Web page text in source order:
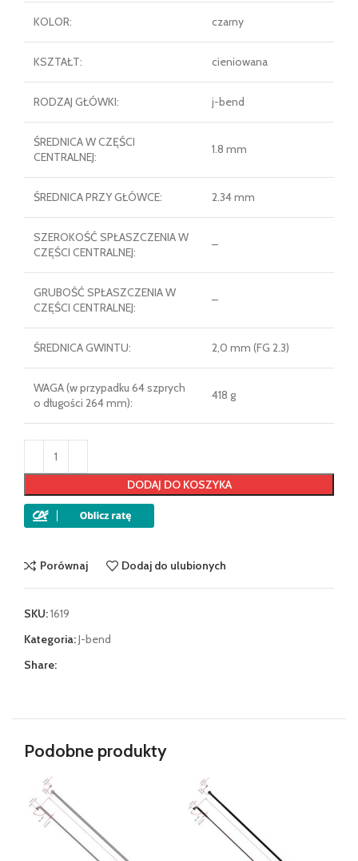
KOLOR: czarny
KSZTAŁT: cieniowana
RODZAJ GŁÓWKI: j-bend
ŚREDNICA W CZĘŚCI
CENTRALNEJ:
1.8 mm
ŚREDNICA PRZY GŁÓWCE: 2.34 mm
SZEROKOŚĆ SPŁASZCZENIA W
CZĘŚCI CENTRALNEJ:
–
GRUBOŚĆ SPŁASZCZENIA W
CZĘŚCI CENTRALNEJ:
–
ŚREDNICA GWINTU: 2,0 mm (FG 2.3)
WAGA (w przypadku 64 szprych
o długości 264 mm):
418 g
DODAJ DO KOSZYKA
Porównaj Dodaj do ulubionych
SKU:1619
Kategoria:J-bend
Share:
Podobne produkty